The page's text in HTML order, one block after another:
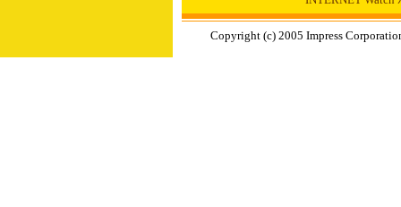
Copyright (c) 2005 Impress